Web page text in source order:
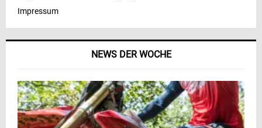
NEWS DER WOCHE
Impressum